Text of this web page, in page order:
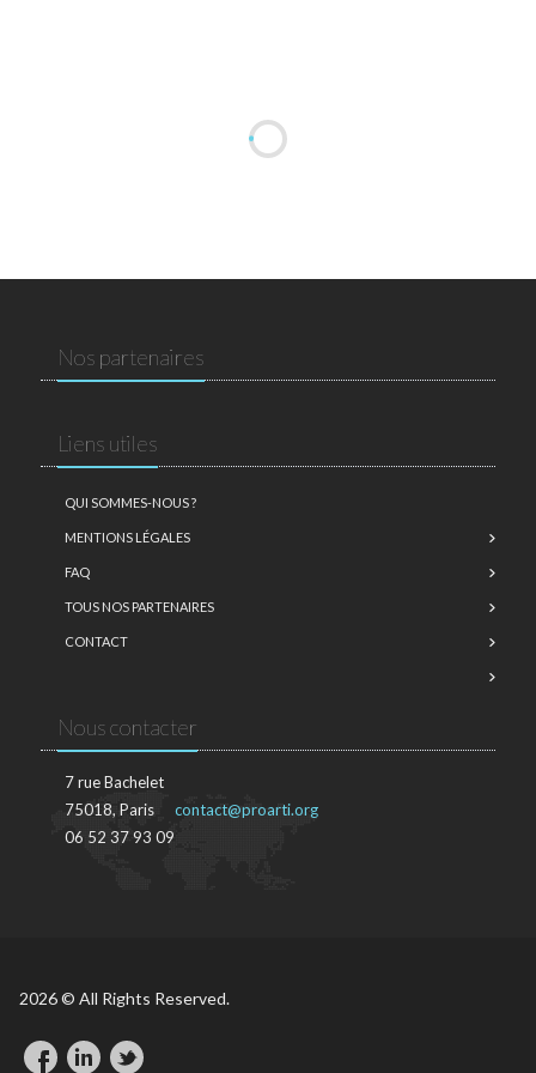
Nos partenaires
Liens utiles
QUI SOMMES-NOUS ?
MENTIONS LÉGALES
FAQ
TOUS NOS PARTENAIRES
CONTACT
Nous contacter
7 rue Bachelet
75018, Paris
06 52 37 93 09
contact@proarti.org
2026 © All Rights Reserved.